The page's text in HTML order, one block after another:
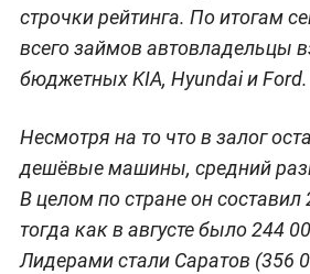
строчки рейтинга. По итогам
всего займов автовладельцы
бюджетных KIA, Hyundai и Ford.
Несмотря на то что в залог
дешёвые машины, средний
В целом по стране он составил
тогда как в августе было 244
Лидерами стали Саратов (356